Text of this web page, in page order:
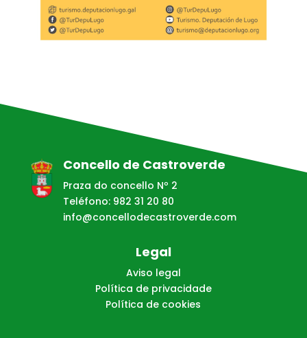
Concello de Castroverde
Praza do concello Nº 2
Teléfono: 982 31 20 80
info@concellodecastroverde.com
Legal
Aviso legal
Política de privacidade
Política de cookies